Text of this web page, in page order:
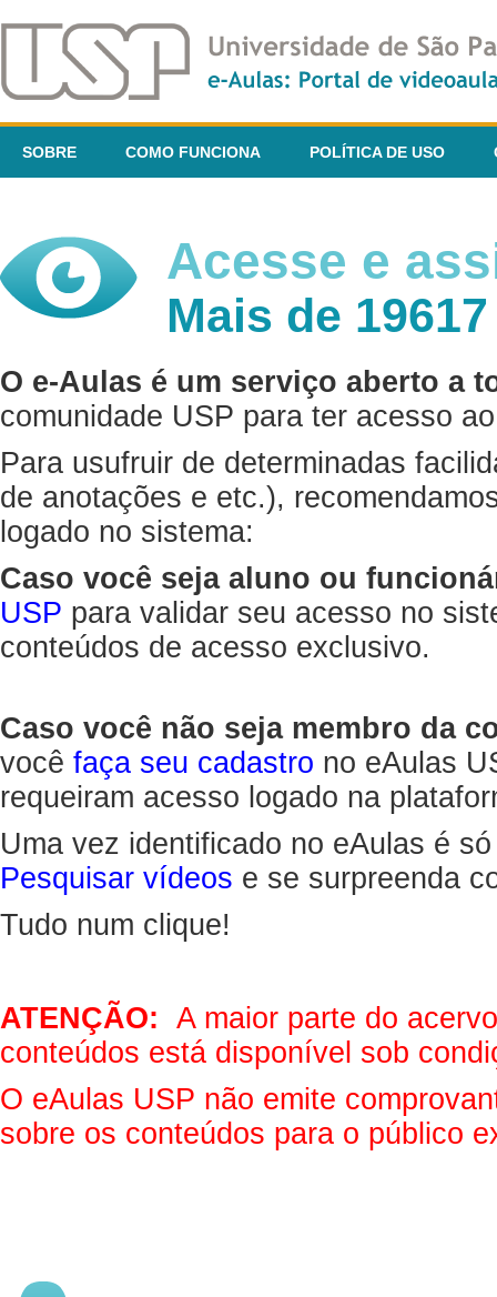
SOBRE COMO FUNCIONA POLÍTICA DE USO
Acesse e
Mais de
O e-Aulas é um serviço aberto a
comunidade USP para ter acesso
Para usufruir de determinadas
de anotações e etc.),
logado no sistema:
Caso você seja aluno ou
USP para validar seu acesso no
conteúdos de acesso exclusivo.
Caso você não seja membro da
você faça seu cadastro no eAulas
requeiram acesso logado na
Uma vez identificado no eAulas é
Pesquisar vídeos e se surpreenda
Tudo num clique!
ATENÇÃO: A maior parte do
conteúdos está disponível sob
O eAulas USP não emite
sobre os conteúdos para o público